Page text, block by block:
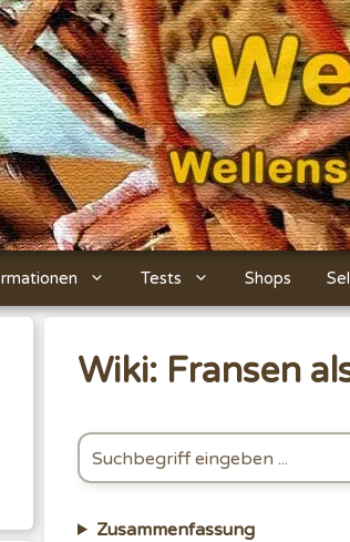
Tests Shops
Wiki: Fransen
Zusammenfassung